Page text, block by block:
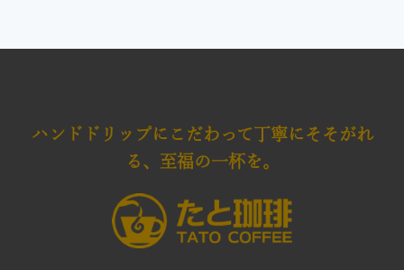
ハンドドリップにこだわって 丁寧にそそがれ
る、至福の一杯を。